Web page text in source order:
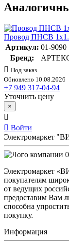
Провод ПНСВ
Артикул: 01-9090
Бренд:
Под заказ
Обновлено 10.08.2026
+7 949 317-04-94
Уточнить цену
×
Войти
Электромаркет
Электромаркет
покупателям
от ведущих
предоставим Вам
способна
покупку.
Информация